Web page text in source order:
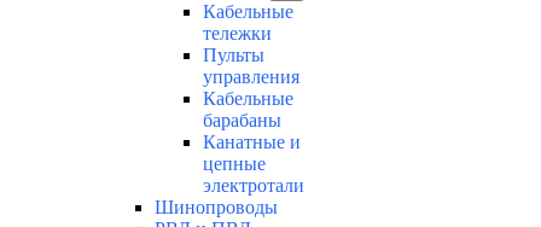
Кабельные
тележки
Пульты
управления
Кабельные
барабаны
Канатные и
цепные
электротали
Шинопроводы